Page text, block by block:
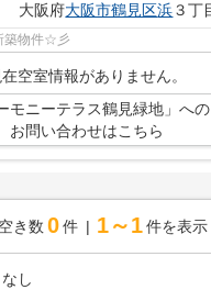
大阪府大阪市鶴見区浜３丁
築物件☆彡
空室情報がありません。
モニーテラス鶴見緑地」への
お問い合わせはこちら
空き数 0 件 1～1 件を表示
なし